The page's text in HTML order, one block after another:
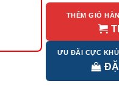
THÊM GIỎ
ƯU ĐÃI CỰC